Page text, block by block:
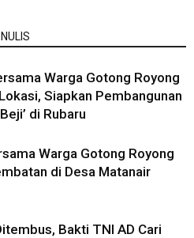
Warga Gotong Royong
Siapkan Pembangunan
di Rubaru
Warga Gotong Royong
di Desa Matanair
Bakti TNI AD Cari